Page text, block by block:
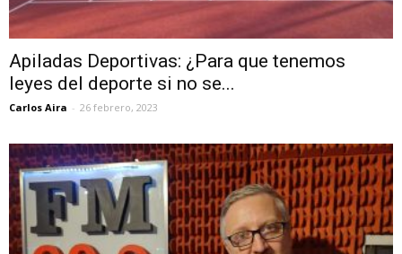
Apiladas Deportivas: ¿Para que tenemos
leyes del deporte si no se...
Carlos Aira - 26 febrero, 2023